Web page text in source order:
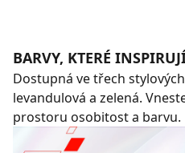
BARVY, KTERÉ
Dostupná ve třech
levandulová a zelená.
prostoru osobitost a barvu.